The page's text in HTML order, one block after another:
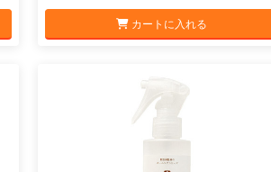
カートに入れる